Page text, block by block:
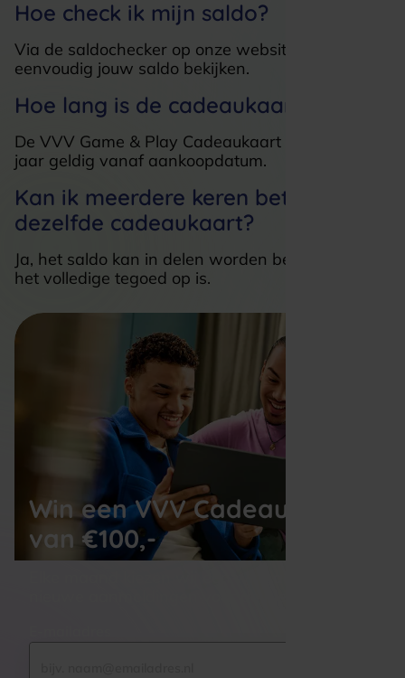
Hoe check ik mijn saldo?
Via de saldochecker op onze website kun je
eenvoudig jouw saldo bekijken.
Hoe lang is de cadeaukaart geldig?
De VVV Game & Play Cadeaukaart is minimaal 3
jaar geldig vanaf aankoopdatum.
Kan ik meerdere keren betalen met
dezelfde cadeaukaart?
Ja, het saldo kan in delen worden besteed totdat
het volledige tegoed op is.
Win een VVV Cadeaukaart
van €100,-